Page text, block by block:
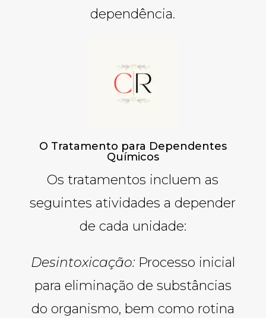
dependência.
O Tratamento para Dependentes
Químicos
Os tratamentos incluem as
seguintes atividades a depender
de cada unidade:
Desintoxicação: Processo inicial
para eliminação de substâncias
do organismo, bem como rotina